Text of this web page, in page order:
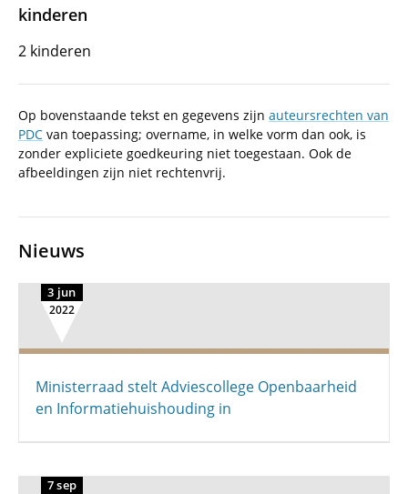
kinderen
2 kinderen
Op bovenstaande tekst en gegevens zijn auteursrechten van
PDC van toepassing; overname, in welke vorm dan ook, is
zonder expliciete goedkeuring niet toegestaan. Ook de
afbeeldingen zijn niet rechtenvrij.
Nieuws
3 jun
2022
Ministerraad stelt Adviescollege Openbaarheid
en Informatiehuishouding in
7 sep